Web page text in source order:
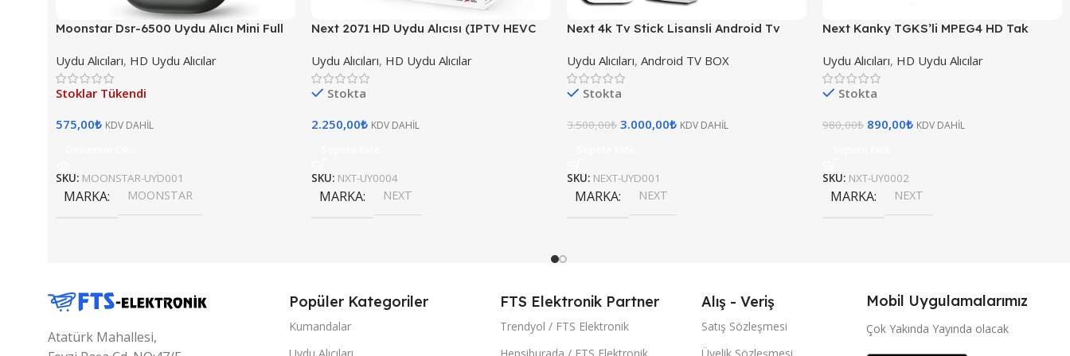
Moonstar Dsr-6500 Uydu Alıcı Mini Full
Kanal Değiştirme)
Uydu Alıcıları, HD Uydu Alıcılar
Stoklar Tükendi
575,00₺ KDV DAHİL
SKU: MOONSTAR-UYD001
MARKA MOONSTAR
Next 2071 HD Uydu Alıcısı (IPTV HEVC
Uydu Alıcıları, HD Uydu Alıcılar
Stokta
2.250,00₺ KDV DAHİL
SKU: NXT-UY0004
MARKA NEXT
Next 4k Tv Stick Lisansli Android Tv
Uydu Alıcıları, Android TV BOX
Stokta
3.500,00₺ 3.000,00₺ KDV DAHİL
SKU: NEXT-UYD001
MARKA NEXT
Next Kanky TGKS’li MPEG4 HD Tak
Uydu Alıcıları, HD Uydu Alıcılar
Stokta
980,00₺ 890,00₺ KDV DAHİL
SKU: NXT-UY0002
MARKA NEXT
Atatürk Mahallesi,
Popüler Kategoriler
Kumandalar
FTS Elektronik Partner
Trendyol / FTS Elektronik
Alış - Veriş
Satış Sözleşmesi
Mobil Uygulamalarımız
Çok Yakında Yayında olacak